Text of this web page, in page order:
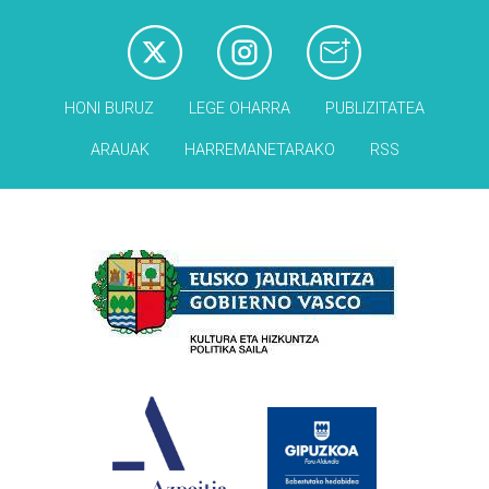
HONI BURUZ LEGE OHARRA PUBLIZITATEA
ARAUAK HARREMANETARAKO RSS